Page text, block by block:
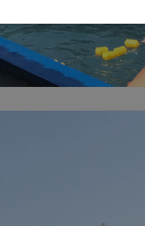
z podstawowych funkcji